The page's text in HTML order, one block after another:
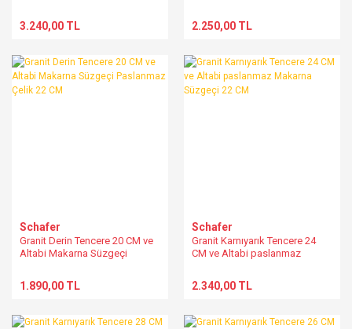
3.240,00 TL 2.250,00 TL
Schafer
Granit Derin Tencere 20 CM ve
Altabi Makarna Süzgeçi
1.890,00 TL
Schafer
Granit Karnıyarık Tencere 24
CM ve Altabi paslanmaz
2.340,00 TL